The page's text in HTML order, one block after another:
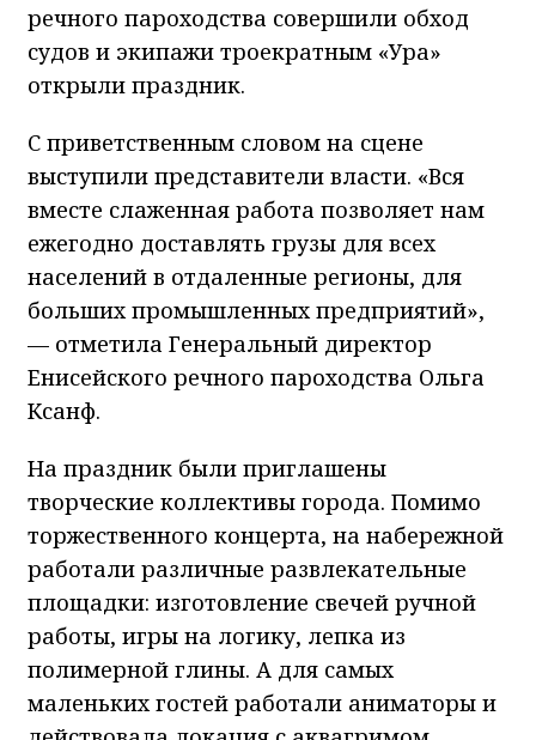
речного пароходства совершили обход
судов и экипажи троекратным «Ура»
открыли праздник.
С приветственным словом на сцене
выступили представители власти. «Вся
вместе слаженная работа позволяет нам
ежегодно доставлять грузы для всех
населений в отдаленные регионы, для
больших промышленных предприятий»,
— отметила Генеральный директор
Енисейского речного пароходства Ольга
Ксанф.
На праздник были приглашены
творческие коллективы города. Помимо
торжественного концерта, на набережной
работали различные развлекательные
площадки: изготовление свечей ручной
работы, игры на логику, лепка из
полимерной глины. А для самых
маленьких гостей работали аниматоры и